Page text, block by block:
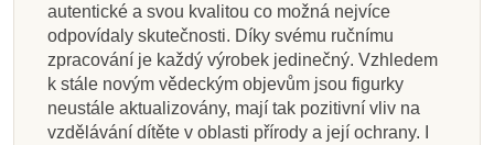
autentické a svou kvalitou co možná nejvíce
odpovídaly skutečnosti. Díky svému ručnímu
zpracování je každý výrobek jedinečný. Vzhledem
k stále novým vědeckým objevům jsou figurky
neustále aktualizovány, mají tak pozitivní vliv na
vzdělávání dítěte v oblasti přírody a její ochrany. I